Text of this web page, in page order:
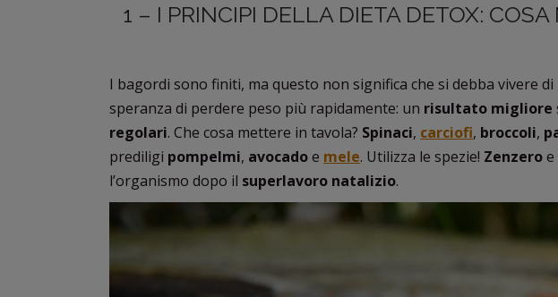
1 – I PRINCIPI DELLA DIETA DETOX:
I bagordi sono finiti, ma questo non significa che si debba vivere di
speranza di perdere peso più rapidamente: un risultato migliore
regolari. Che cosa mettere in tavola? Spinaci, carciofi, broccoli,
prediligi pompelmi, avocadoe mele. Utilizza le spezie! Zenzeroe
l’organismo dopo il superlavoro natalizio.